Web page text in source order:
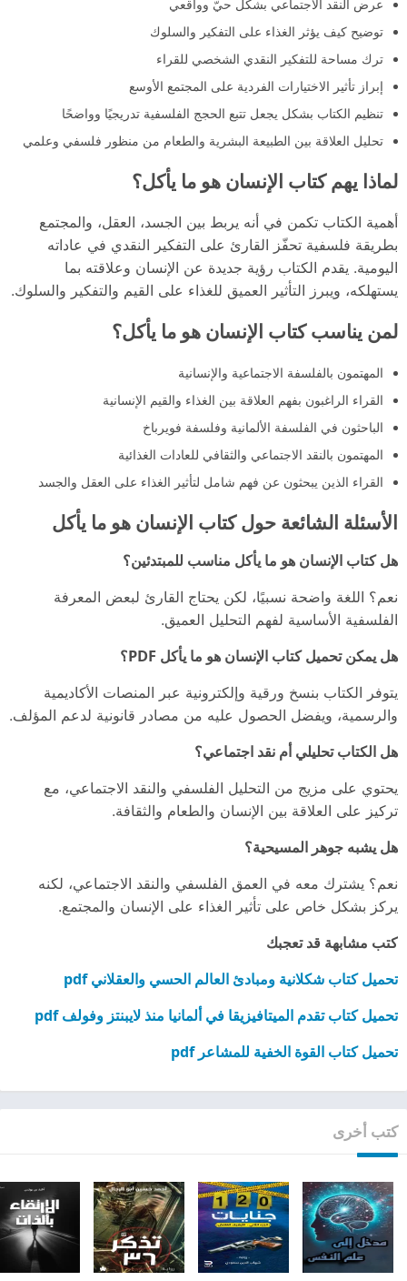
عرض النقد الاجتماعي بشكل حيّ وواقعي
توضيح كيف يؤثر الغذاء على التفكير والسلوك
ترك مساحة للتفكير النقدي الشخصي للقراء
إبراز تأثير الاختيارات الفردية على المجتمع الأوسع
تنظيم الكتاب بشكل يجعل تتبع الحجج الفلسفية تدريجيًا وواضحًا
تحليل العلاقة بين الطبيعة البشرية والطعام من منظور فلسفي وعلمي
لماذا يهم كتاب الإنسان هو ما يأكل؟
أهمية الكتاب تكمن في أنه يربط بين الجسد، العقل، والمجتمع
بطريقة فلسفية تحفّز القارئ على التفكير النقدي في عاداته
اليومية. يقدم الكتاب رؤية جديدة عن الإنسان وعلاقته بما
يستهلكه، ويبرز التأثير العميق للغذاء على القيم والتفكير والسلوك.
لمن يناسب كتاب الإنسان هو ما يأكل؟
المهتمون بالفلسفة الاجتماعية والإنسانية
القراء الراغبون بفهم العلاقة بين الغذاء والقيم الإنسانية
الباحثون في الفلسفة الألمانية وفلسفة فويرباخ
المهتمون بالنقد الاجتماعي والثقافي للعادات الغذائية
القراء الذين يبحثون عن فهم شامل لتأثير الغذاء على العقل والجسد
الأسئلة الشائعة حول كتاب الإنسان هو ما يأكل
هل كتاب الإنسان هو ما يأكل مناسب للمبتدئين؟
نعم؟ اللغة واضحة نسبيًا، لكن يحتاج القارئ لبعض المعرفة
الفلسفية الأساسية لفهم التحليل العميق.
هل يمكن تحميل كتاب الإنسان هو ما يأكل PDF؟
يتوفر الكتاب بنسخ ورقية وإلكترونية عبر المنصات الأكاديمية
والرسمية، ويفضل الحصول عليه من مصادر قانونية لدعم المؤلف.
هل الكتاب تحليلي أم نقد اجتماعي؟
يحتوي على مزيج من التحليل الفلسفي والنقد الاجتماعي، مع
تركيز على العلاقة بين الإنسان والطعام والثقافة.
هل يشبه جوهر المسيحية؟
نعم؟ يشترك معه في العمق الفلسفي والنقد الاجتماعي، لكنه
يركز بشكل خاص على تأثير الغذاء على الإنسان والمجتمع.
كتب مشابهة قد تعجبك
تحميل كتاب شكلانية ومبادئ العالم الحسي والعقلاني pdf
تحميل كتاب تقدم الميتافيزيقا في ألمانيا منذ لايبنتز وفولف pdf
تحميل كتاب القوة الخفية للمشاعر pdf
كتب أخرى